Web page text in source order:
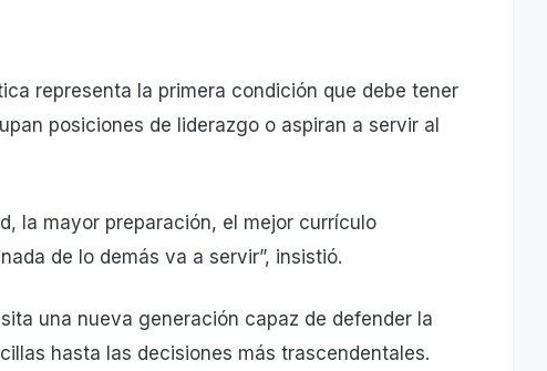
representa la primera condición que debe tener
posiciones de liderazgo o aspiran a servir al
la mayor preparación, el mejor currículo
de lo demás va a servir”, insistió.
una nueva generación capaz de defender la
hasta las decisiones más trascendentales.